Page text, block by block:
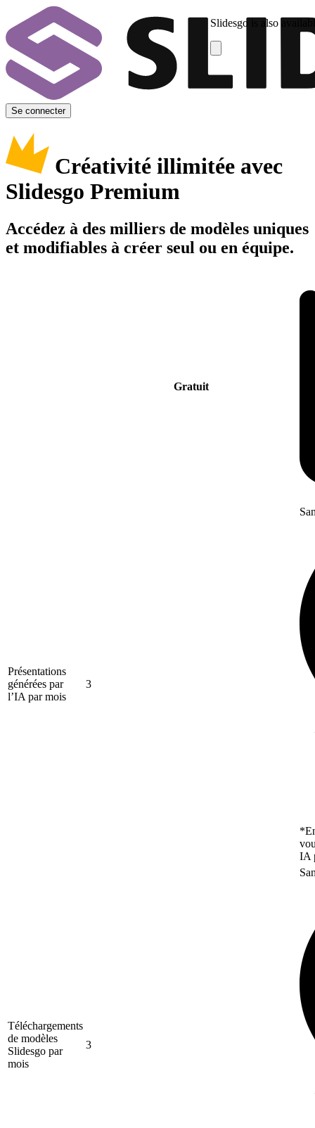
Slidesgo is also
Se connecter
Créativité illimitée avec
Slidesgo Premium
Accédez à des milliers de modèles uniques
et modifiables à créer seul ou en équipe.
Gratuit
Présentations
générées par
l’IA par mois
3
IA
Téléchargements
de modèles
Slidesgo par
mois
3